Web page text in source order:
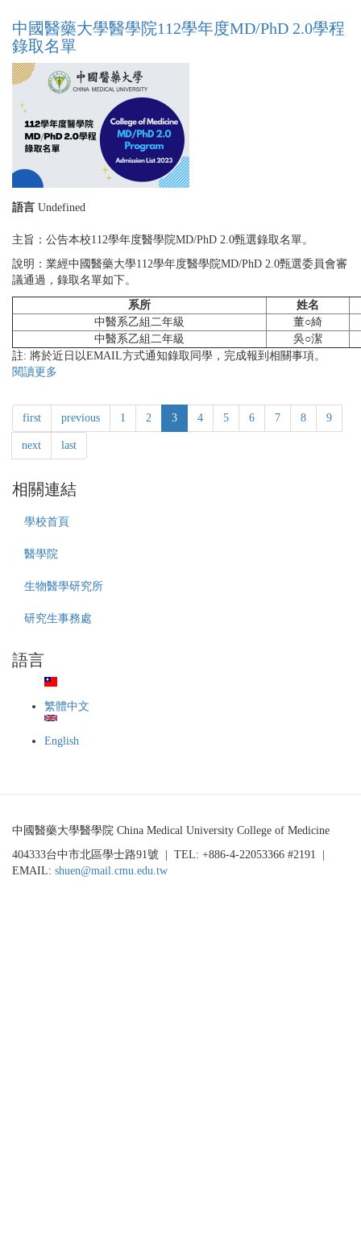
中
國
醫
藥
大
學
院
度
物
醫
學
牙
博
士
備
究
甄
公
中國醫藥大學醫學院112學年度MD/PhD 2.0學程
錄取名單
語言 Undefined
主旨：公告本校112學年度醫學院MD/PhD 2.0甄選錄取名單。
說明：業經中國醫藥大學112學年度醫學院MD/PhD 2.0甄選委員會審
議通過，錄取名單如下。
系所
姓名
中醫系乙組二年級
董○綺
中醫系乙組二年級
吳○潔
註: 將於近日以EMAIL方式通知錄取同學，完成報到相關事項。
閱讀更多
中
國
醫
藥
學
醫
學
年
MD/PhD
名
first previous 1 2 3 4 5 6 7 8 9
next last
相關連結
學校首頁
醫學院
生物醫學研究所
研究生事務處
語言
繁體中文
English
中國醫藥大學醫學院 China Medical University College of Medicine
404333台中市北區學士路91號 | TEL: +886-4-22053366 #2191 |
EMAIL: shuen@mail.cmu.edu.tw